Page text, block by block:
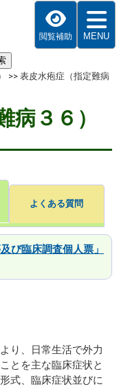
閲覧補助 MENU
>> 表皮水疱症（指定難病
病３６）
よくある質問
び臨床調査個人票」
り、日常生活で外力
とを主な臨床症状と
式、臨床症状並びに